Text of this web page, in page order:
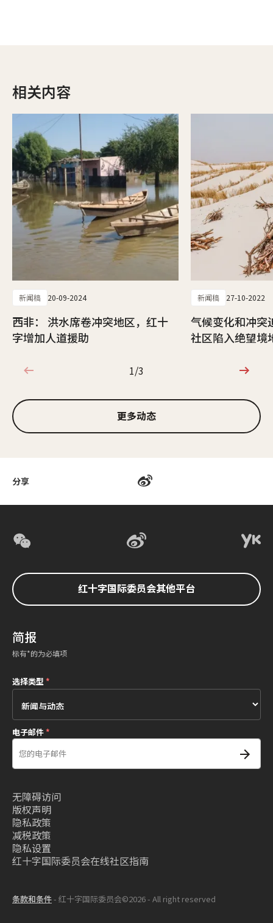
分享
相关内容
新闻稿 20-09-2024
西非： 洪水席卷冲突地区，红十
字增加人道援助
新闻稿 27-10-2022
气候变化和冲突
社区陷入绝望境
1/3
1/3
更多动态
红十字国际委员会其他平台
简报
标有*的为必填项
选择类型*
电子邮件*
无障碍访问
版权声明
隐私政策
减税政策
隐私设置
红十字国际委员会在线社区指南
条款和条件- 红十字国际委员会©2026 - All right reserved